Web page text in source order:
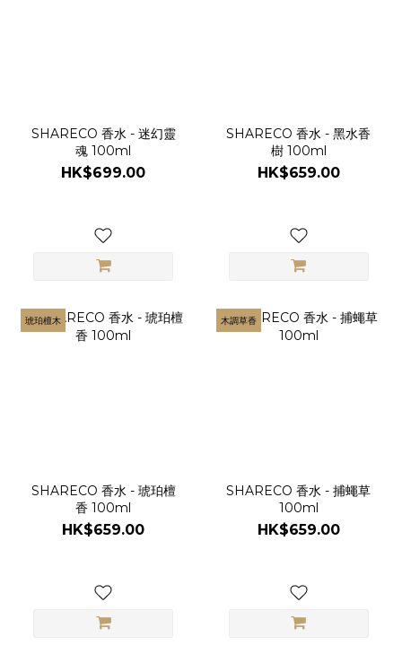
SHARECO 香水 - 迷幻靈
魂 100ml
HK$699.00
SHARECO 香水 - 黑水香
樹 100ml
HK$659.00
琥珀檀木
SHARECO 香水 - 琥珀檀
香 100ml
HK$659.00
木調草香
SHARECO 香水 - 捕蠅草
100ml
HK$659.00